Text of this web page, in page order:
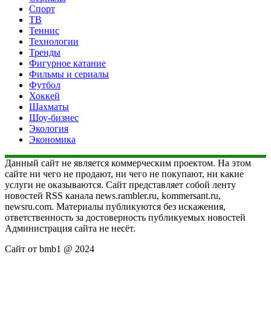
Спорт
ТВ
Теннис
Технологии
Тренды
Фигурное катание
Фильмы и сериалы
Футбол
Хоккей
Шахматы
Шоу-бизнес
Экология
Экономика
Данный сайт не является коммерческим проектом. На этом
сайте ни чего не продают, ни чего не покупают, ни какие
услуги не оказываются. Сайт представляет собой ленту
новостей RSS канала news.rambler.ru, kommersant.ru,
newsru.com. Материалы публикуются без искажения,
ответственность за достоверность публикуемых новостей
Администрация сайта не несёт.
Сайт от bmb1 @ 2024